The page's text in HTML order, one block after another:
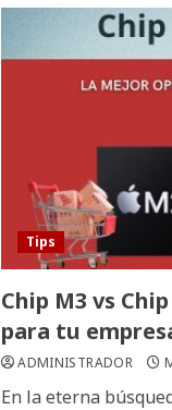
Tips
Chip M3 vs
para tu
ADMINISTRADOR
En la eterna